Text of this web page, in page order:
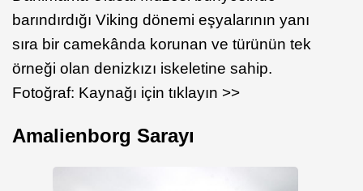
barındırdığı Viking dönemi eşyalarının yanı
sıra bir camekânda korunan ve türünün tek
örneği olan denizkızı iskeletine sahip.
Fotoğraf: Kaynağı için tıklayın >>
Amalienborg Sarayı